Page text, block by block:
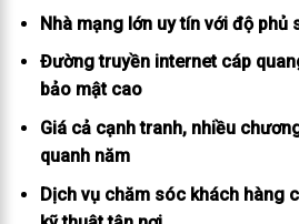
Nhà mạng lớn uy tín với độ phủ
Đường truyền internet cáp
bảo mật cao
Giá cả cạnh tranh, nhiều
quanh năm
Dịch vụ chăm sóc khách hàng